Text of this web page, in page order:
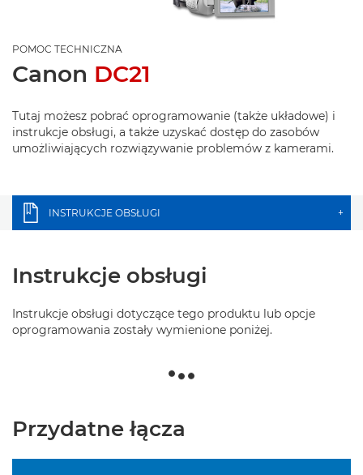
POMOC TECHNICZNA
Canon DC21
Tutaj możesz pobrać oprogramowanie (także układowe) i
instrukcje obsługi, a także uzyskać dostęp do zasobów
umożliwiających rozwiązywanie problemów z kamerami.
INSTRUKCJE OBSŁUGI +
Instrukcje obsługi
Instrukcje obsługi dotyczące tego produktu lub opcje
oprogramowania zostały wymienione poniżej.
Przydatne łącza